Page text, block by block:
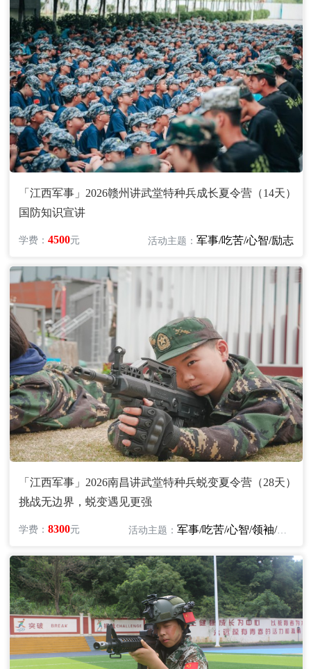
「江西军事」2026赣州讲武堂特种兵成长夏令营（14天）
国防知识宣讲
学费：4500元 活动主题： 军事/吃苦/心智/励志
「江西军事」2026南昌讲武堂特种兵蜕变夏令营（28天）
挑战无边界，蜕变遇见更强
学费：8300元 活动主题：军事/吃苦/心智/领袖/励志